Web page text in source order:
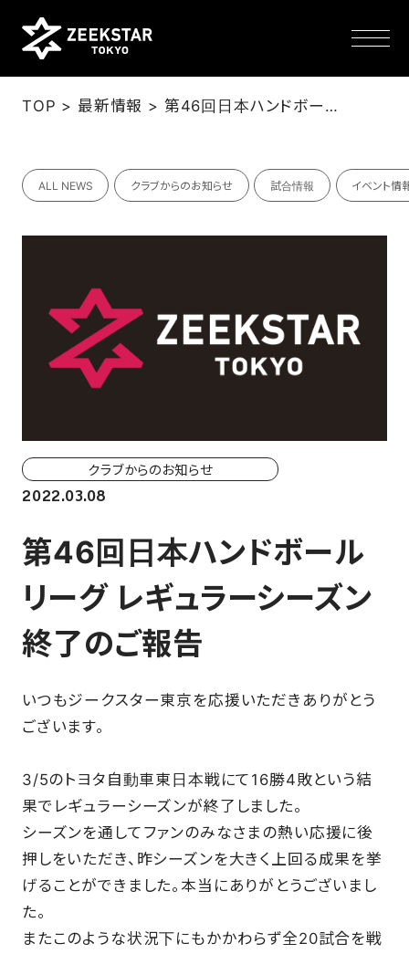
NEWS
TEAM
SCHEDULE
TICKET
会場（座席・価格表）
チケット購入方法
各座席について
観戦ガイド
FAN CLUB
マイページはこちら
CSR
SCHOOL
PARTNERS
TOP > 最新情報 > 第46回日本ハンドボールリーグ レギュラーシーズン終了のご報告
クラブからのお知らせ
2022.03.08
第46回日本ハンドボール
リーグ レギュラーシーズン
終了のご報告
いつもジークスター東京を応援いただきありがとう
ございます。
3/5のトヨタ自動車東日本戦にて16勝4敗という結
果でレギュラーシーズンが終了しました。
シーズンを通してファンのみなさまの熱い応援に後
押しをいただき、昨シーズンを大きく上回る成果を挙
げることができました。本当にありがとうございまし
た。
またこのような状況下にもかかわらず全20試合を戦
ALL NEWS クラブからのお知らせ 試合情報 イベント情